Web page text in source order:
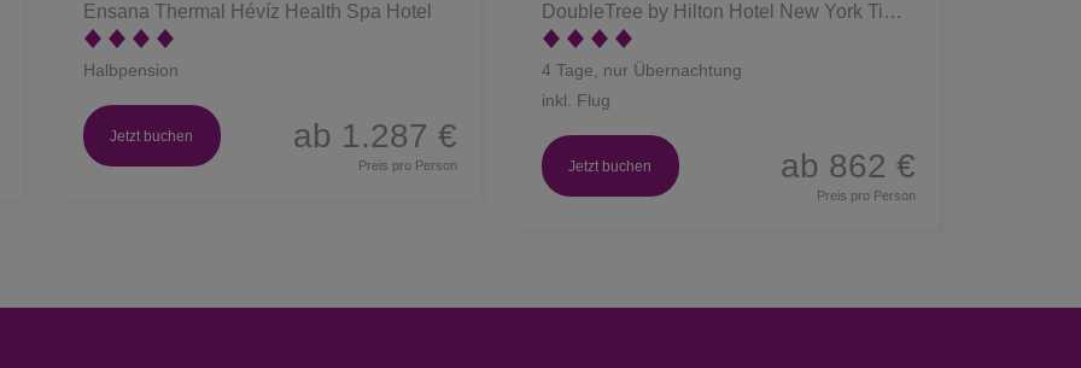
Ensana Thermal Hévíz Health Spa Hotel
Halbpension
Jetzt buchen ab 1.287 €
Preis pro Person
DoubleTree by Hilton Hotel New York Times Square West
4 Tage, nur Übernachtung
inkl. Flug
Jetzt buchen ab 862 €
Preis pro Person